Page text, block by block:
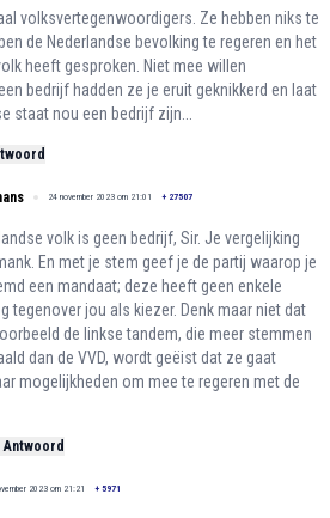
volksvertegenwoordigers. Ze hebben niks te
de Nederlandse bevolking te regeren en het
heeft gesproken. Niet mee willen
bedrijf hadden ze je eruit geknikkerd en laat
staat nou een bedrijf zijn...
24 november 2023 om 21:01 + 27507
volk is geen bedrijf, Sir. Je vergelijking
En met je stem geef je de partij waarop je
een mandaat; deze heeft geen enkele
tegenover jou als kiezer. Denk maar niet dat
de linkse tandem, die meer stemmen
dan de VVD, wordt geëist dat ze gaat
mogelijkheden om mee te regeren met de
Antwoord
2023 om 21:21 + 5971